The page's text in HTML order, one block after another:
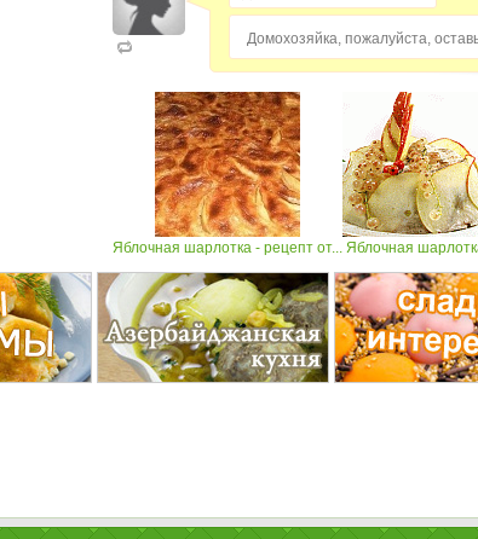
Домохозяйка, пожалуйста,
Яблочная шарлотка - рецепт от... Яблочная